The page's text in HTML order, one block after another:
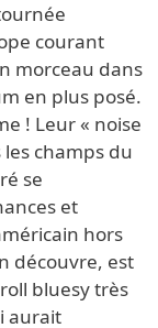
courant
morceau dans
en plus posé.
! Leur « noise
champs du
se
et
hors
découvre, est
bluesy très
aurait